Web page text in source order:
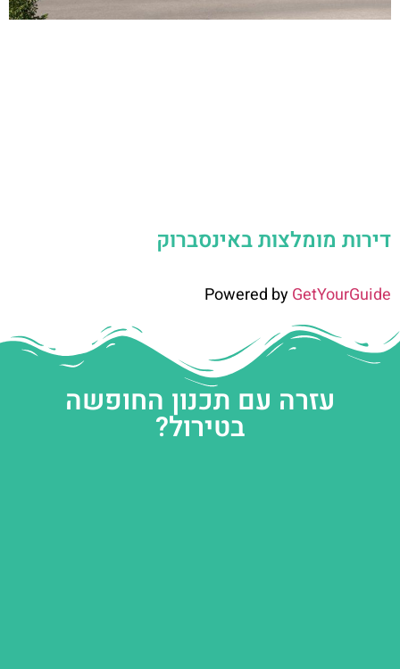
דירות מומלצות באינסברוק
Powered byGetYourGuide
עזרה עם תכנון החופשה
בטירול?